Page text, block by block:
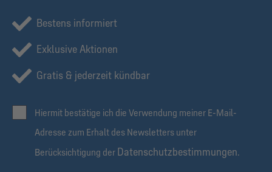
Bestens informiert
Exklusive Aktionen
Gratis & jederzeit kündbar
Hiermit bestätige ich die Verwendung meiner E-Mail-
Adresse zum Erhalt des Newsletters unter
Berücksichtigung der Datenschutzbestimmungen.